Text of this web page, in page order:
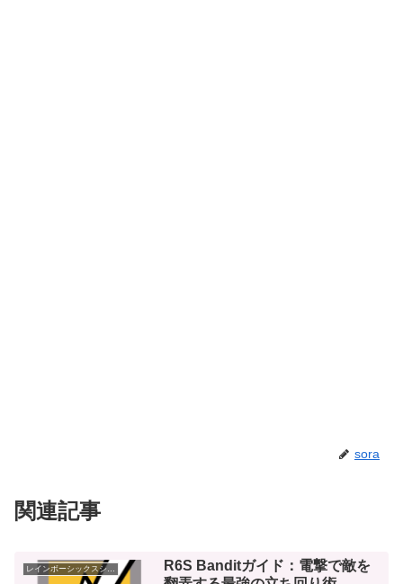
sora
関連記事
レインボーシックスシージ
R6S Banditガイド：電撃で敵を